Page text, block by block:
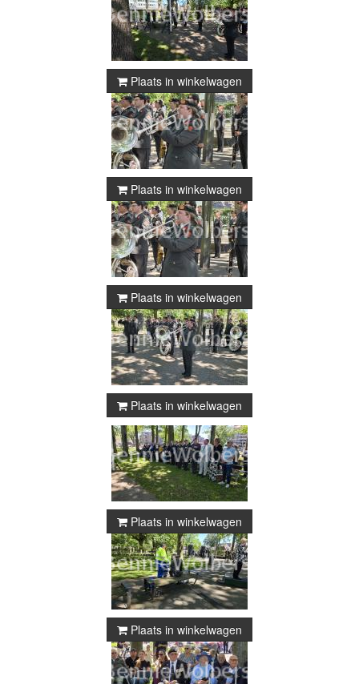
Plaats in winkelwagen
Plaats in winkelwagen
Plaats in winkelwagen
Plaats in winkelwagen
Plaats in winkelwagen
Plaats in winkelwagen